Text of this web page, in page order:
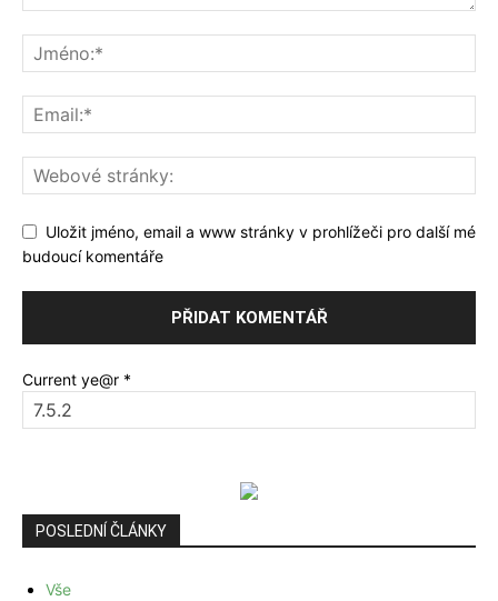
Uložit jméno, email a www stránky v prohlížeči pro další mé
budoucí komentáře
Current ye@r *
POSLEDNÍ ČLÁNKY
Vše